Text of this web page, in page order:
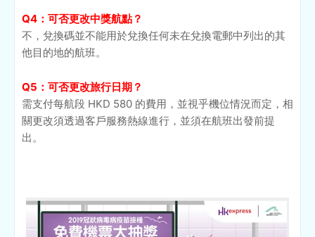
Q4：可否更改中獎航點？
不，兌換碼並不能用於兌換任何未在兌換電郵中列出的其
他目的地的航班。
Q5：可否更改旅行日期？
需支付每航段 HKD 580 的費用，並視乎機位情況而定，相
關更改須透過客戶服務熱線進行，並須在航班出發前提
出。